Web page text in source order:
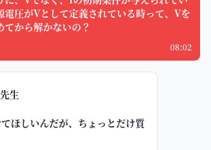
電圧がVとして定義されている時って、Vを
てから解かないの？
08:02
生
ほしいんだが、ちょっとだけ質